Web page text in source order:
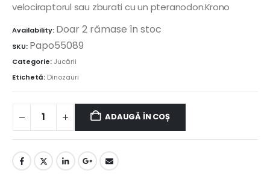
velociraptorul sau zburati cu un pteranodon.Krono
Availability: Doar 2 rămase în stoc
SKU: Papo55089
Categorie:Jucării
Etichetă: Dinozauri
ADAUGĂ ÎN COȘ